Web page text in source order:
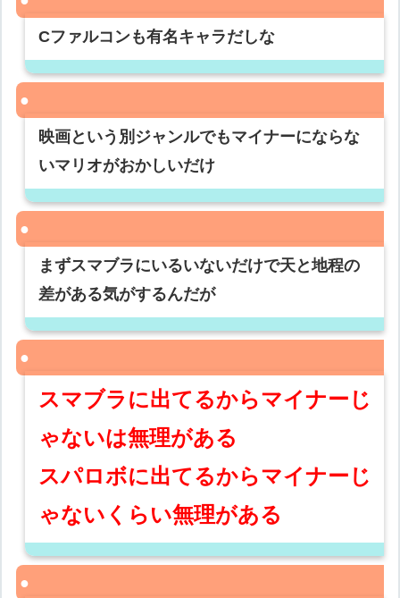
Cファルコンも有名キャラだしな
映画という別ジャンルでもマイナーにならな
いマリオがおかしいだけ
まずスマブラにいるいないだけで天と地程の
差がある気がするんだが
スマブラに出てるからマイナーじ
ゃないは無理がある
スパロボに出てるからマイナーじ
ゃないくらい無理がある